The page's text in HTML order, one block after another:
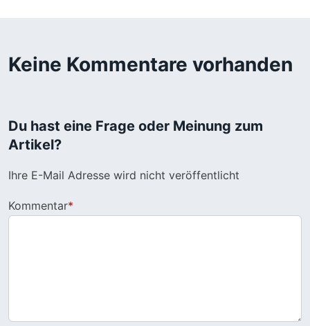
Keine Kommentare vorhanden
Du hast eine Frage oder Meinung zum
Artikel?
Ihre E-Mail Adresse wird nicht veröffentlicht
Kommentar*